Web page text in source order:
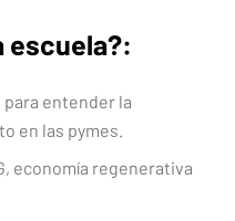
escuela?:
entender la
en las pymes.
economía regenerativa